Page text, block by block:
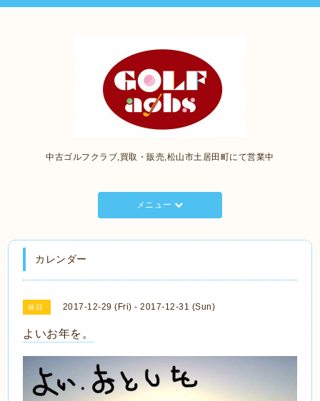
中古ゴルフクラブ,買取・販売,松山市土居田町にて営業中
メニュー
カレンダー
休日 2017-12-29 (Fri) - 2017-12-31 (Sun)
よいお年を。